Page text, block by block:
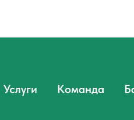
Услуги Команда